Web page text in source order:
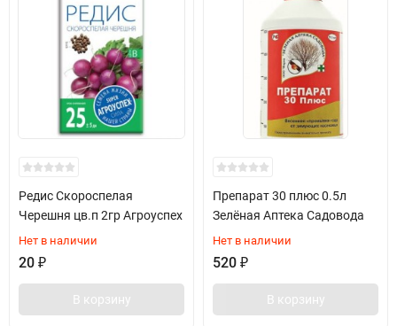
Редис Скороспелая
Черешня цв.п 2гр Агроуспех
Нет в наличии
20 ₽
В корзину
Препарат 30 плюс 0.5л
Зелёная Аптека Садовода
Нет в наличии
520 ₽
В корзину